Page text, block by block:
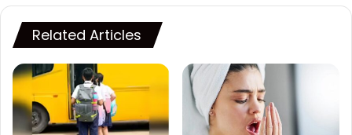
Related Articles